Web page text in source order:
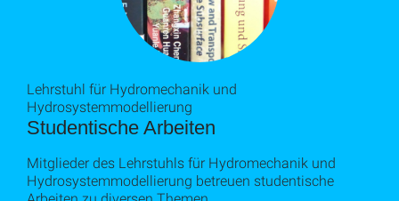
Studentische Arbeiten
Lehrstuhl für Hydromechanik und
Hydrosystemmodellierung
Mitglieder des Lehrstuhls für Hydromechanik und
Hydrosystemmodellierung betreuen studentische